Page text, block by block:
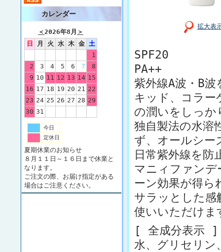
カレンダー
＜2026年8月 ＞
日
月 火 水 木 金 土
1
2
3 4 5 6 7
8
9 10 11 12 13 14 15
16 17 18 19 20 21 22
23 24 25 26 27 28 29
30 31
今日
定休日
夏期休業のお知らせ
８月１１日～１６日まで休業と
なります。
ご注文の際、お届け指定がある
場合はご注意ください。
拡大表
SPF20
PA++
紫外線A波・B
キッド、コラー
の潤いをしっか
独自製法の水溶
ず、オールシー
日常紫外線を防
マニィファンデ
ーン効果が得ら
サラッとした感
使いいただけま
[ 全成分表示 ]
水、グリセリン